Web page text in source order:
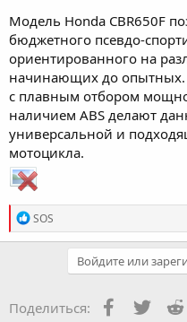
Модель Honda CBR650F
бюджетного псевдо-
ориентированного на
начинающих до
с плавным отбором
наличием ABS делают
универсальной и
мотоцикла.
R
e
a
o
n
SOS
Войдите или
Поделиться: Facebook
Twitter